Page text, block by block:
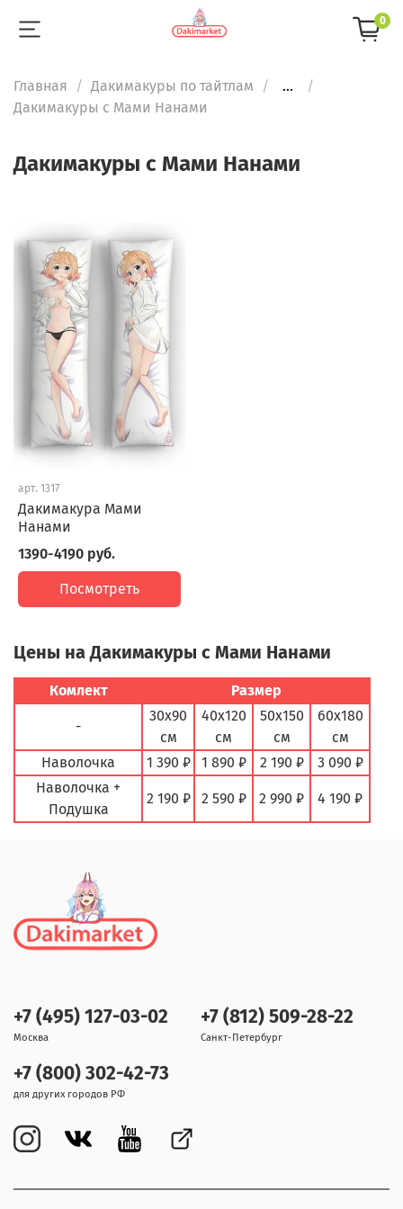
0
Главная Дакимакуры по тайтлам
...
Дакимакуры с Мами Нанами
Дакимакуры с Мами Нанами
арт. 1317
Дакимакура Мами
Нанами
1390-4190 руб.
Посмотреть
Цены на Дакимакуры с Мами Нанами
Комлект Размер
-
30х90
см
40х120
см
50х150
см
60х180
см
Наволочка
1 390 ₽ 1 890 ₽ 2 190 ₽
3 090 ₽
Наволочка +
Подушка
2 190 ₽ 2 590 ₽ 2 990 ₽ 4 190 ₽
+7 (495) 127-03-02
Москва
+7 (812) 509-28-22
Санкт-Петербург
+7 (800) 302-42-73
для других городов РФ